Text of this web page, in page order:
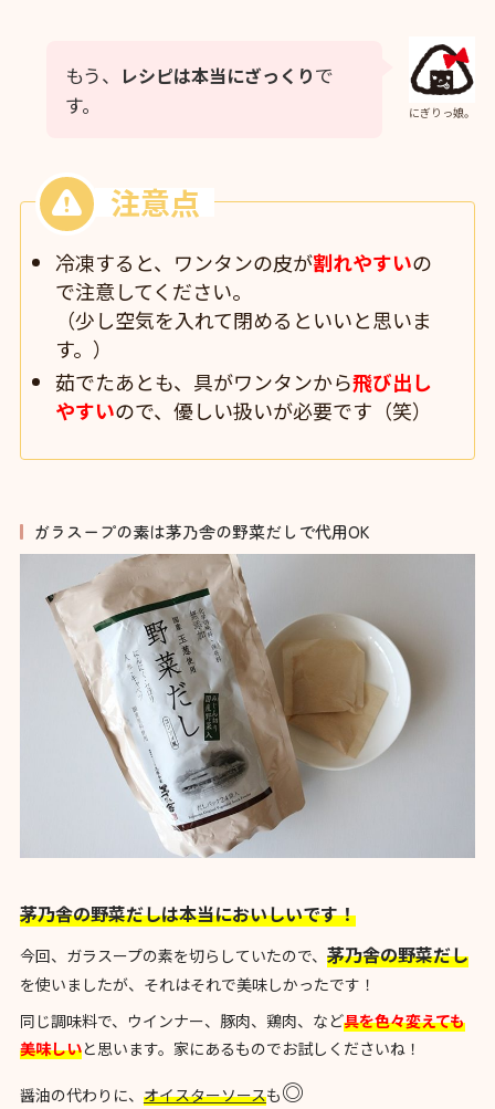
にぎりっ娘。
もう、 レシピは本当にざっくりで
す。
冷凍すると、ワンタンの皮が割れやすいの
で注意してください。
（少し空気を入れて閉めるといいと思いま
す。）
茹でたあとも、具がワンタンから飛び出し
やすいので、優しい扱いが必要です（笑）
ガラスープの素は茅乃舎の野菜だしで代用OK
茅乃舎の野菜だしは本当においしいです！
今回、ガラスープの素を切らしていたので、 茅乃舎の野菜だし
を使いましたが、それはそれで美味しかったです！
同じ調味料で、ウインナー、豚肉、鶏肉、など具を色々変えても
美味しいと思います。家にあるものでお試しくださいね！
醤油の代わりに、 オイスターソースも◎